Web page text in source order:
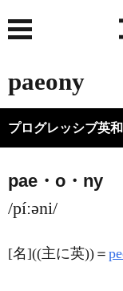
paeony
プログレッシブ英
pae・o・ny
/píːəni/
[名]((主に英))＝